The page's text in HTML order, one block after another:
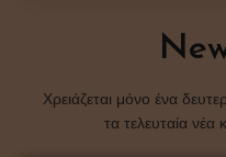
Χρειάζεται μόνο ένα
τα τελευταία νέα